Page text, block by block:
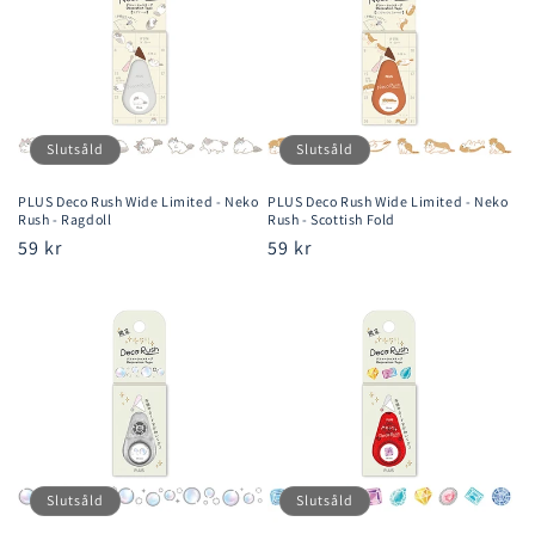
Slutsåld
PLUS Deco Rush Wide Limited - Neko
Rush - Ragdoll
Ordinarie
59 kr
Slutsåld
PLUS Deco Rush Wide Limited - Neko
Rush - Scottish Fold
Ordinarie
59 kr
Slutsåld Slutsåld